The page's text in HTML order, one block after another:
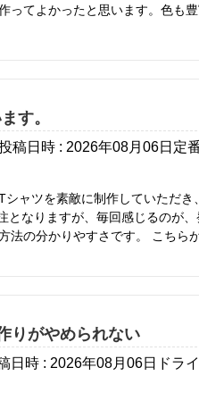
ってよかったと思います。色も
す。
稿日時 : 2026年08月06日 定
シャツを素敵に制作していただ
す。 こちらが迷うことなくスムーズにお願いで
いつもありがとうございます。 今後ともぜひ
りがやめられない
日時 : 2026年08月06日 ドラ